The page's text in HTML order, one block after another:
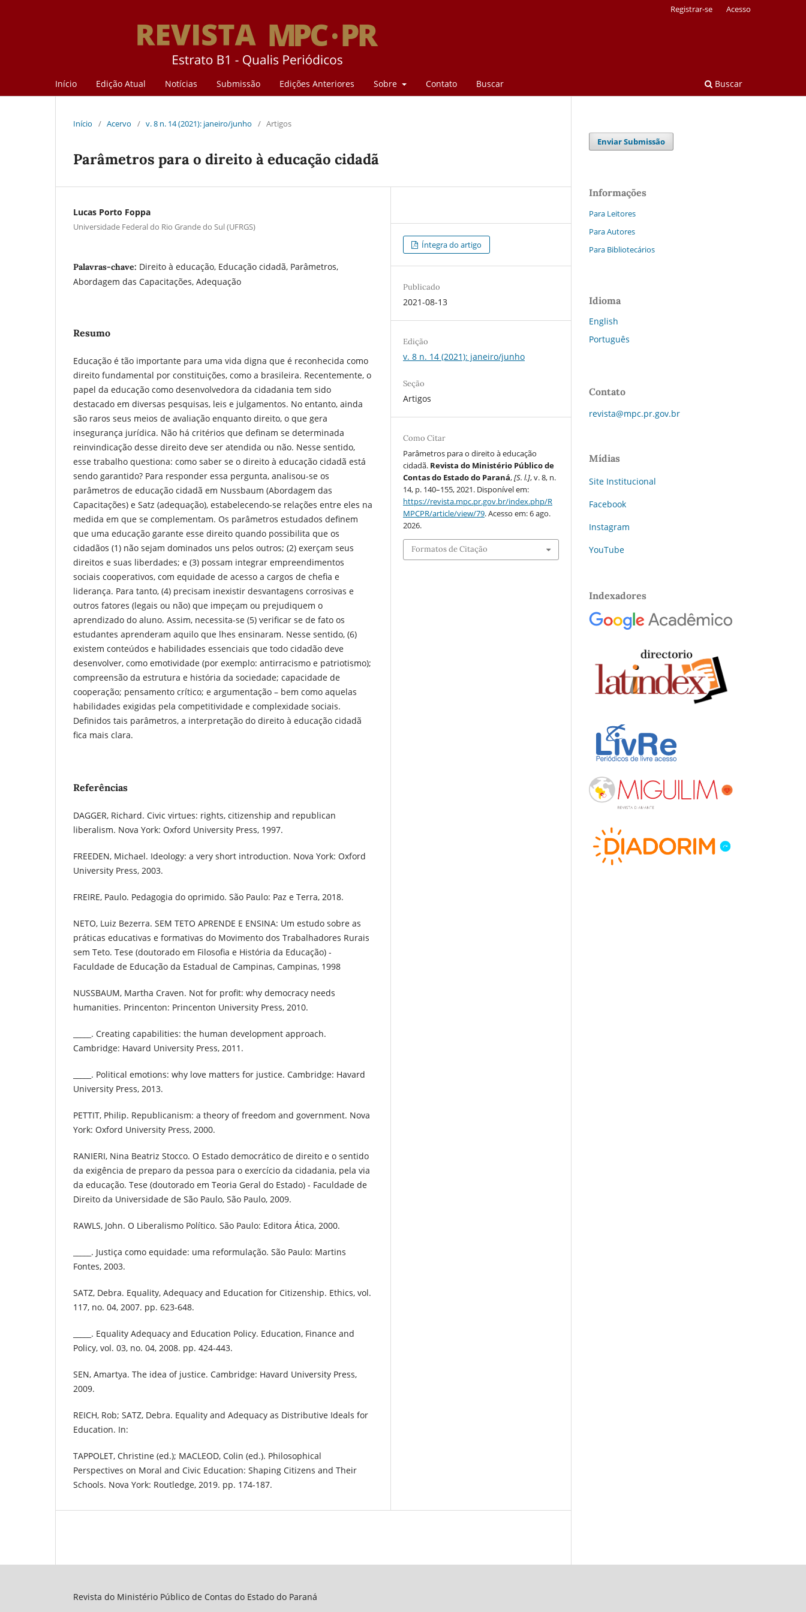
Início Edição Atual Notícias Submissão Edições Anteriores Sobre Contato Buscar Buscar
Registrar-se Acesso
Início / Acervo / v. 8 n. 14 (2021): janeiro/junho / Artigos
Parâmetros para o direito à educação cidadã
Lucas Porto Foppa
Universidade Federal do Rio Grande do Sul (UFRGS)
Palavras-chave: Direito à educação, Educação cidadã, Parâmetros,
Abordagem das Capacitações, Adequação
Resumo
Educação é tão importante para uma vida digna que é reconhecida como
direito fundamental por constituições, como a brasileira. Recentemente, o
papel da educação como desenvolvedora da cidadania tem sido
destacado em diversas pesquisas, leis e julgamentos. No entanto, ainda
são raros seus meios de avaliação enquanto direito, o que gera
insegurança jurídica. Não há critérios que definam se determinada
reinvindicação desse direito deve ser atendida ou não. Nesse sentido,
esse trabalho questiona: como saber se o direito à educação cidadã está
sendo garantido? Para responder essa pergunta, analisou-se os
parâmetros de educação cidadã em Nussbaum (Abordagem das
Capacitações) e Satz (adequação), estabelecendo-se relações entre eles na
medida em que se complementam. Os parâmetros estudados definem
que uma educação garante esse direito quando possibilita que os
cidadãos (1) não sejam dominados uns pelos outros; (2) exerçam seus
direitos e suas liberdades; e (3) possam integrar empreendimentos
sociais cooperativos, com equidade de acesso a cargos de chefia e
liderança. Para tanto, (4) precisam inexistir desvantagens corrosivas e
outros fatores (legais ou não) que impeçam ou prejudiquem o
aprendizado do aluno. Assim, necessita-se (5) verificar se de fato os
estudantes aprenderam aquilo que lhes ensinaram. Nesse sentido, (6)
existem conteúdos e habilidades essenciais que todo cidadão deve
desenvolver, como emotividade (por exemplo: antirracismo e patriotismo);
compreensão da estrutura e história da sociedade; capacidade de
cooperação; pensamento crítico; e argumentação – bem como aquelas
habilidades exigidas pela competitividade e complexidade sociais.
Definidos tais parâmetros, a interpretação do direito à educação cidadã
fica mais clara.
Referências
DAGGER, Richard. Civic virtues: rights, citizenship and republican
liberalism. Nova York: Oxford University Press, 1997.
FREEDEN, Michael. Ideology: a very short introduction. Nova York: Oxford
University Press, 2003.
FREIRE, Paulo. Pedagogia do oprimido. São Paulo: Paz e Terra, 2018.
NETO, Luiz Bezerra. SEM TETO APRENDE E ENSINA: Um estudo sobre as
práticas educativas e formativas do Movimento dos Trabalhadores Rurais
sem Teto. Tese (doutorado em Filosofia e História da Educação) -
Faculdade de Educação da Estadual de Campinas, Campinas, 1998
NUSSBAUM, Martha Craven. Not for profit: why democracy needs
humanities. Princenton: Princenton University Press, 2010.
_____. Creating capabilities: the human development approach.
Cambridge: Havard University Press, 2011.
_____. Political emotions: why love matters for justice. Cambridge: Havard
University Press, 2013.
PETTIT, Philip. Republicanism: a theory of freedom and government. Nova
York: Oxford University Press, 2000.
RANIERI, Nina Beatriz Stocco. O Estado democrático de direito e o sentido
da exigência de preparo da pessoa para o exercício da cidadania, pela via
da educação. Tese (doutorado em Teoria Geral do Estado) - Faculdade de
Direito da Universidade de São Paulo, São Paulo, 2009.
RAWLS, John. O Liberalismo Político. São Paulo: Editora Ática, 2000.
_____. Justiça como equidade: uma reformulação. São Paulo: Martins
Fontes, 2003.
SATZ, Debra. Equality, Adequacy and Education for Citizenship. Ethics, vol.
117, no. 04, 2007. pp. 623-648.
_____. Equality Adequacy and Education Policy. Education, Finance and
Policy, vol. 03, no. 04, 2008. pp. 424-443.
SEN, Amartya. The idea of justice. Cambridge: Havard University Press,
2009.
REICH, Rob; SATZ, Debra. Equality and Adequacy as Distributive Ideals for
Education. In:
TAPPOLET, Christine (ed.); MACLEOD, Colin (ed.). Philosophical
Perspectives on Moral and Civic Education: Shaping Citizens and Their
Schools. Nova York: Routledge, 2019. pp. 174-187.
Íntegra do artigo
Publicado
2021-08-13
Edição
v. 8 n. 14 (2021): janeiro/junho
Seção
Artigos
Como Citar
Parâmetros para o direito à educação
cidadã. Revista do Ministério Público de
Contas do Estado do Paraná,[S. l.], v. 8, n.
14, p. 140–155, 2021. Disponível em:
https://revista.mpc.pr.gov.br/index.php/R
MPCPR/article/view/79. Acesso em: 6 ago.
2026.
Formatos de Citação
Enviar Submissão
Informações
Para Leitores
Para Autores
Para Bibliotecários
Idioma
English
Português
Contato
revista@mpc.pr.gov.br
Mídias
Site Institucional
Facebook
Instagram
YouTube
Indexadores
Revista do Ministério Público de Contas do Estado do Paraná